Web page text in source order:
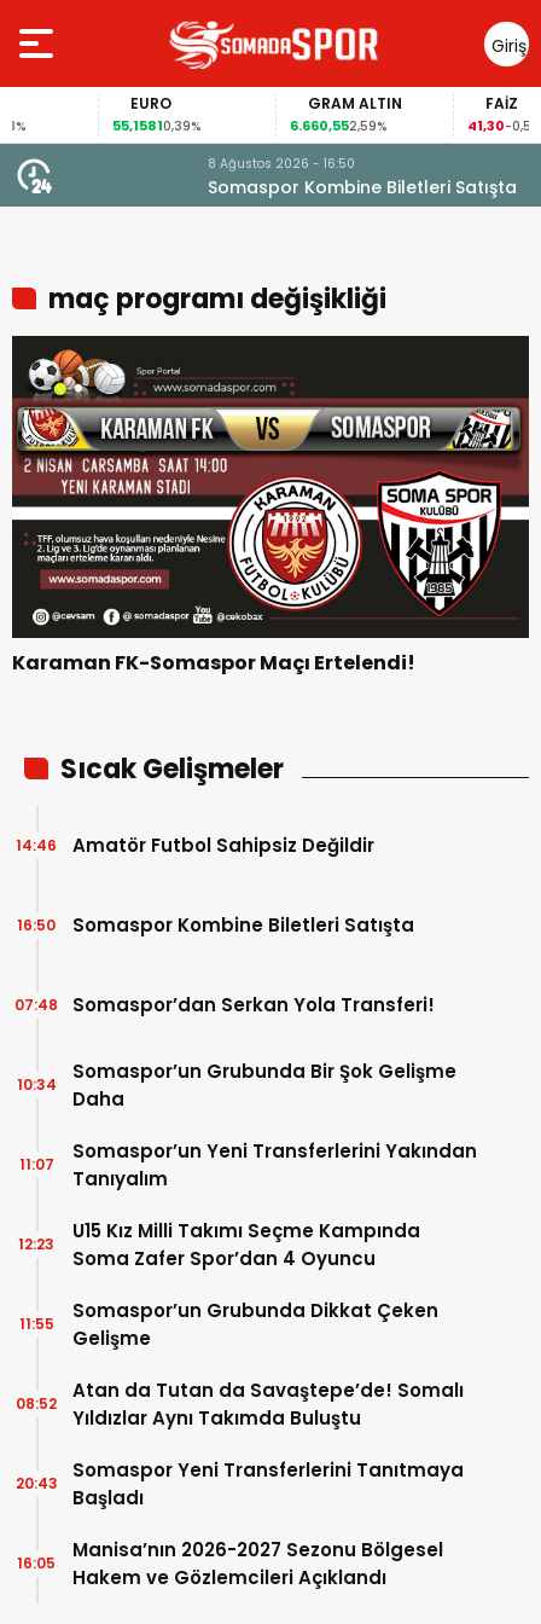
Giriş
Yap
EURO
55,15810,39%
GRAM ALTIN
6.660,552,59%
FAİZ
41,30-0,55%
8 Ağustos 2026 - 16:50
Somaspor Kombine Biletleri Satışta
maç programı değişikliği
Karaman FK-Somaspor Maçı Ertelendi!
Sıcak Gelişmeler
Amatör Futbol Sahipsiz Değildir
14:46
Somaspor Kombine Biletleri Satışta
16:50
Somaspor’dan Serkan Yola Transferi!
07:48
Somaspor’un Grubunda Bir Şok Gelişme
Daha
10:34
Somaspor’un Yeni Transferlerini Yakından
Tanıyalım
11:07
U15 Kız Milli Takımı Seçme Kampında
Soma Zafer Spor’dan 4 Oyuncu
12:23
Somaspor’un Grubunda Dikkat Çeken
Gelişme
11:55
Atan da Tutan da Savaştepe’de! Somalı
Yıldızlar Aynı Takımda Buluştu
08:52
Somaspor Yeni Transferlerini Tanıtmaya
Başladı
20:43
Manisa’nın 2026-2027 Sezonu Bölgesel
Hakem ve Gözlemcileri Açıklandı
16:05